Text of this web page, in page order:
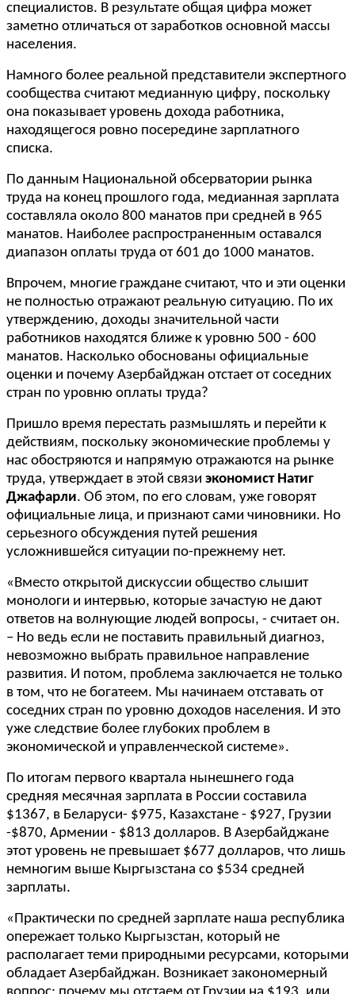
специалистов. В результате общая цифра может
заметно отличаться от заработков основной массы
населения.
Намного более реальной представители экспертного
сообщества считают медианную цифру, поскольку
она показывает уровень дохода работника,
находящегося ровно посередине зарплатного
списка.
По данным Национальной обсерватории рынка
труда на конец прошлого года, медианная зарплата
составляла около 800 манатов при средней в 965
манатов. Наиболее распространенным оставался
диапазон оплаты труда от 601 до 1000 манатов.
Впрочем, многие граждане считают, что и эти оценки
не полностью отражают реальную ситуацию. По их
утверждению, доходы значительной части
работников находятся ближе к уровню 500 - 600
манатов. Насколько обоснованы официальные
оценки и почему Азербайджан отстает от соседних
стран по уровню оплаты труда?
Пришло время перестать размышлять и перейти к
действиям, поскольку экономические проблемы у
нас обостряются и напрямую отражаются на рынке
труда, утверждает в этой связи экономист Натиг
Джафарли. Об этом, по его словам, уже говорят
официальные лица, и признают сами чиновники. Но
серьезного обсуждения путей решения
усложнившейся ситуации по-прежнему нет.
«Вместо открытой дискуссии общество слышит
монологи и интервью, которые зачастую не дают
ответов на волнующие людей вопросы, - считает он.
– Но ведь если не поставить правильный диагноз,
невозможно выбрать правильное направление
развития. И потом, проблема заключается не только
в том, что не богатеем. Мы начинаем отставать от
соседних стран по уровню доходов населения. И это
уже следствие более глубоких проблем в
экономической и управленческой системе».
По итогам первого квартала нынешнего года
средняя месячная зарплата в России составила
$1367, в Беларуси- $975, Казахстане - $927, Грузии
-$870, Армении - $813 долларов. В Азербайджане
этот уровень не превышает $677 долларов, что лишь
немногим выше Кыргызстана со $534 средней
зарплаты.
«Практически по средней зарплате наша республика
опережает только Кыргызстан, который не
располагает теми природными ресурсами, которыми
обладает Азербайджан. Возникает закономерный